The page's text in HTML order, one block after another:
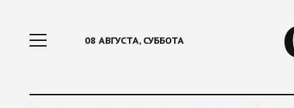
08 АВГУСТА, СУББОТА